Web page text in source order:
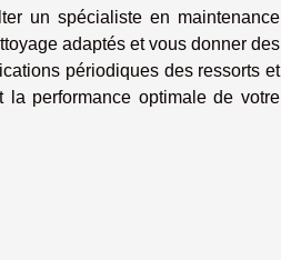
un spécialiste en maintenance
adaptés et vous donner des
périodiques des ressorts et
performance optimale de votre